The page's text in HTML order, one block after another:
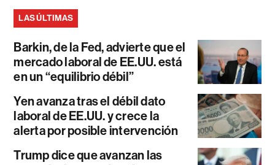
LAS ÚLTIMAS
Barkin, de la Fed, advierte que el
mercado laboral de EE.UU. está
en un “equilibrio débil”
Yen avanza tras el débil dato
laboral de EE.UU. y crece la
alerta por posible intervención
Trump dice que avanzan las